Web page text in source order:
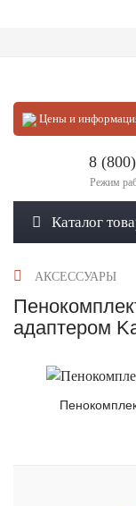
Цены и
8
Режим
Каталог
АКСЕССУАРЫ
адаптером